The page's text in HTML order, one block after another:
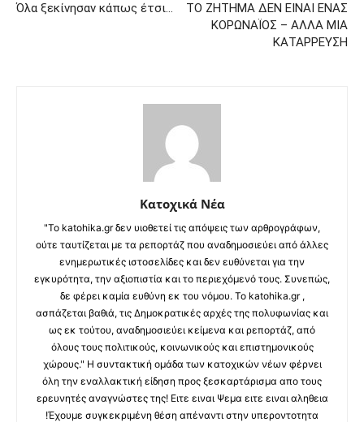
Όλα ξεκίνησαν κάπως έτσι…
ΤΟ ΖΗΤΗΜΑ ΔΕΝ ΕΙΝΑΙ ΕΝΑΣ
ΚΟΡΩΝΑΪΟΣ – ΑΛΛΑ ΜΙΑ
ΚΑΤΑΡΡΕΥΣΗ
Κατοχικά Νέα
"Το katohika.gr δεν υιοθετεί τις απόψεις των αρθρογράφων,
ούτε ταυτίζεται με τα ρεπορτάζ που αναδημοσιεύει από άλλες
ενημερωτικές ιστοσελίδες και δεν ευθύνεται για την
εγκυρότητα, την αξιοπιστία και το περιεχόμενό τους. Συνεπώς,
δε φέρει καμία ευθύνη εκ του νόμου. Το katohika.gr ,
ασπάζεται βαθιά, τις Δημοκρατικές αρχές της πολυφωνίας και
ως εκ τούτου, αναδημοσιεύει κείμενα και ρεπορτάζ, από
όλους τους πολιτικούς, κοινωνικούς και επιστημονικούς
χώρους." Η συντακτική ομάδα των κατοχικών νέων φέρνει
όλη την εναλλακτική είδηση προς ξεσκαρτάρισμα απο τους
ερευνητές αναγνώστες της! Ειτε ειναι Ψεμα ειτε ειναι αληθεια
!Έχουμε συγκεκριμένη θέση απέναντι στην υπεροντοτητα